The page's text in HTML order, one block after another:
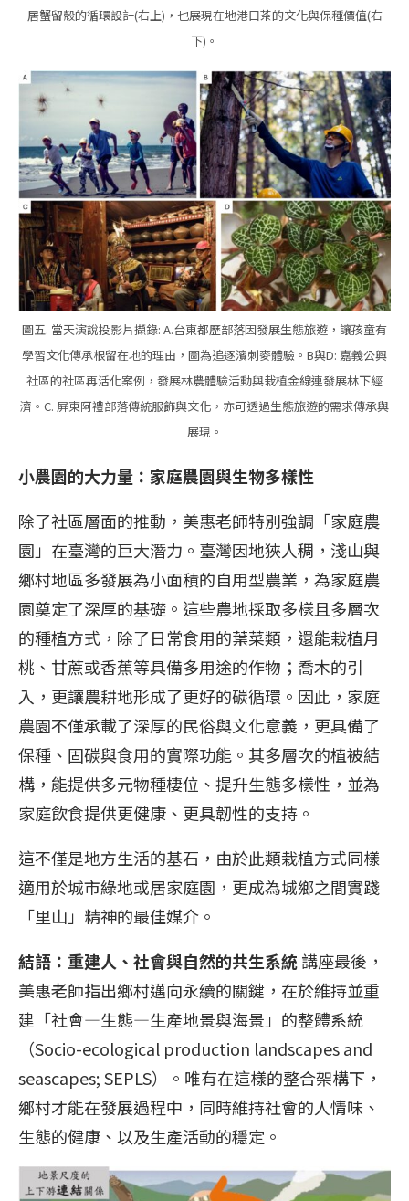
居蟹留殼的循環設計(右上)，也展現在地港口茶的文化與保種價值(右
下)。
圖五. 當天演說投影片擷錄: A.台東都歷部落因發展生態旅遊，讓孩童有
學習文化傳承根留在地的理由，圖為追逐濱刺麥體驗。B與D: 嘉義公興
社區的社區再活化案例，發展林農體驗活動與栽植金線連發展林下經
濟。C. 屏東阿禮部落傳統服飾與文化，亦可透過生態旅遊的需求傳承與
展現。
小農園的大力量：家庭農園與生物多樣性
除了社區層面的推動，美惠老師特別強調「家庭農
園」在臺灣的巨大潛力。臺灣因地狹人稠，淺山與
鄉村地區多發展為小面積的自用型農業，為家庭農
園奠定了深厚的基礎。這些農地採取多樣且多層次
的種植方式，除了日常食用的葉菜類，還能栽植月
桃、甘蔗或香蕉等具備多用途的作物；喬木的引
入，更讓農耕地形成了更好的碳循環。因此，家庭
農園不僅承載了深厚的民俗與文化意義，更具備了
保種、固碳與食用的實際功能。其多層次的植被結
構，能提供多元物種棲位、提升生態多樣性，並為
家庭飲食提供更健康、更具韌性的支持。
這不僅是地方生活的基石，由於此類栽植方式同樣
適用於城市綠地或居家庭園，更成為城鄉之間實踐
「里山」精神的最佳媒介。
結語：重建人、社會與自然的共生系統講座最後，
美惠老師指出鄉村邁向永續的關鍵，在於維持並重
建「社會—生態—生產地景與海景」的整體系統
（Socio-ecological production landscapes and
seascapes; SEPLS）。唯有在這樣的整合架構下，
鄉村才能在發展過程中，同時維持社會的人情味、
生態的健康、以及生產活動的穩定。